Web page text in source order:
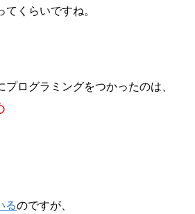
くらいですね。
ログラミングをつかったのは、
るのですが、